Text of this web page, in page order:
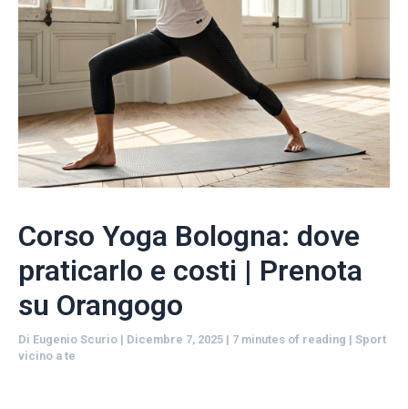
Corso Yoga Bologna: dove
praticarlo e costi | Prenota
su Orangogo
Di Eugenio Scurio | Dicembre 7, 2025 | 7 minutes of reading | Sport
vicino a te